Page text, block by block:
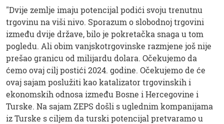
"Dvije zemlje imaju potencijal podići svoju trenutnu
trgovinu na viši nivo. Sporazum o slobodnoj trgovini
između dvije države, bilo je pokretačka snaga u tom
pogledu. Ali obim vanjskotrgovinske razmjene još nije
prešao granicu od milijardu dolara. Očekujemo da
ćemo ovaj cilj postići 2024. godine. Očekujemo de će
ovaj sajam poslužiti kao katalizator trgovinskih i
ekonomskih odnosa između Bosne i Hercegovine i
Turske. Na sajam ZEPS došli s uglednim kompanijama
iz Turske s ciljem da turski potencijal pretvaramo u